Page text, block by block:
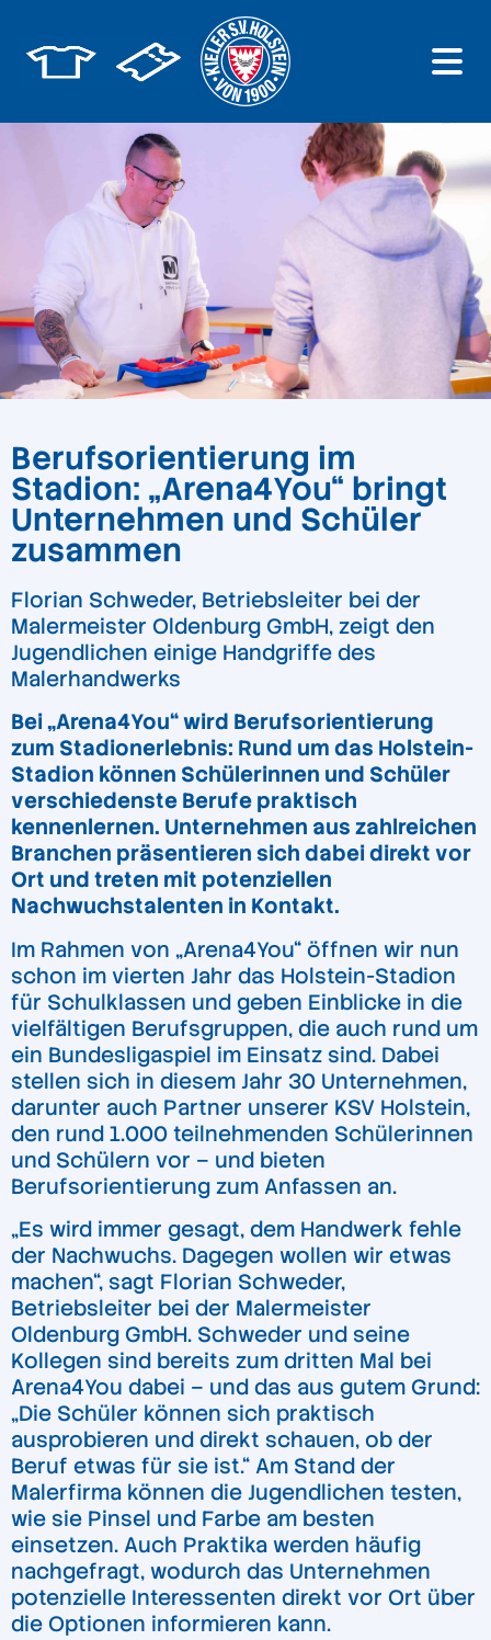
Berufsorientierung im
Stadion: „Arena4You“ bringt
Unternehmen und Schüler
zusammen
Florian Schweder, Betriebsleiter bei der
Malermeister Oldenburg GmbH, zeigt den
Jugendlichen einige Handgriffe des
Malerhandwerks
Bei „Arena4You“ wird Berufsorientierung
zum Stadionerlebnis: Rund um das Holstein-
Stadion können Schülerinnen und Schüler
verschiedenste Berufe praktisch
kennenlernen. Unternehmen aus zahlreichen
Branchen präsentieren sich dabei direkt vor
Ort und treten mit potenziellen
Nachwuchstalenten in Kontakt.
Im Rahmen von „Arena4You“ öffnen wir nun
schon im vierten Jahr das Holstein-Stadion
für Schulklassen und geben Einblicke in die
vielfältigen Berufsgruppen, die auch rund um
ein Bundesligaspiel im Einsatz sind. Dabei
stellen sich in diesem Jahr 30 Unternehmen,
darunter auch Partner unserer KSV Holstein,
den rund 1.000 teilnehmenden Schülerinnen
und Schülern vor – und bieten
Berufsorientierung zum Anfassen an.
„Es wird immer gesagt, dem Handwerk fehle
der Nachwuchs. Dagegen wollen wir etwas
machen“, sagt Florian Schweder,
Betriebsleiter bei der Malermeister
Oldenburg GmbH. Schweder und seine
Kollegen sind bereits zum dritten Mal bei
Arena4You dabei – und das aus gutem Grund:
„Die Schüler können sich praktisch
ausprobieren und direkt schauen, ob der
Beruf etwas für sie ist.“ Am Stand der
Malerfirma können die Jugendlichen testen,
wie sie Pinsel und Farbe am besten
einsetzen. Auch Praktika werden häufig
nachgefragt, wodurch das Unternehmen
potenzielle Interessenten direkt vor Ort über
die Optionen informieren kann.